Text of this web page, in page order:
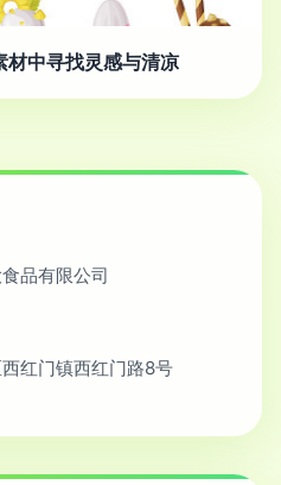
材中寻找灵感与清凉
品有限公司
红门镇西红门路8号